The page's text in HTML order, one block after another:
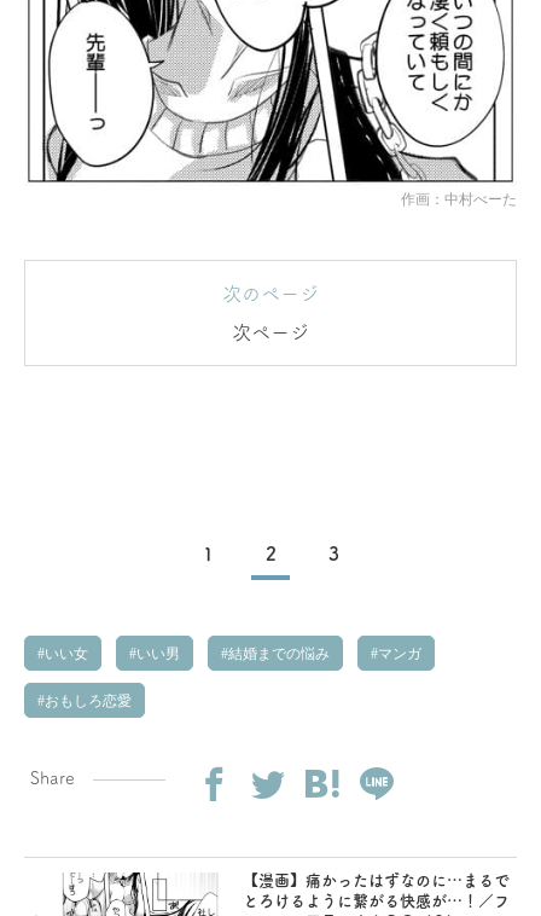
作画：中村べーた
次のページ
次ページ
1 2 3
いい女 いい男 結婚までの悩み マンガ
おもしろ恋愛
Share
【漫画】痛かったはずなのに…まるで
とろけるように繋がる快感が…！／フ